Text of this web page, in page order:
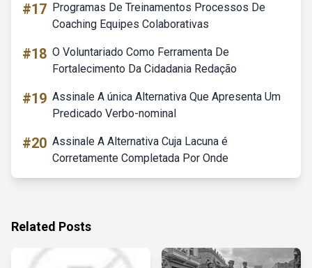
#17 Programas De Treinamentos Processos De
Coaching Equipes Colaborativas
#18 O Voluntariado Como Ferramenta De
Fortalecimento Da Cidadania Redação
#19 Assinale A única Alternativa Que Apresenta Um
Predicado Verbo-nominal
#20 Assinale A Alternativa Cuja Lacuna é
Corretamente Completada Por Onde
Related Posts